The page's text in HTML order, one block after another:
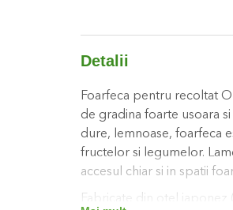
Detalii
Foarfeca pentru recoltat
de gradina foarte usoara
dure, lemnoase, foarfeca
fructelor si legumelor.
accesul chiar si in spatii
Fabricate din otel japonez